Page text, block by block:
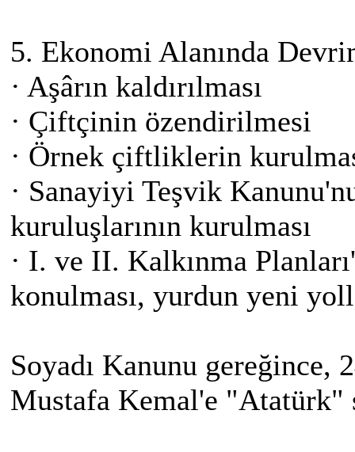
5. Ekonomi Alanında
· Aşârın kaldırılması
· Çiftçinin özendirilmesi
· Örnek çiftliklerin
· Sanayiyi Teşvik
kuruluşlarının kurulması
· I. ve II. Kalkınma
konulması, yurdun yeni
Soyadı Kanunu gereğince,
Mustafa Kemal'e "Atatürk"